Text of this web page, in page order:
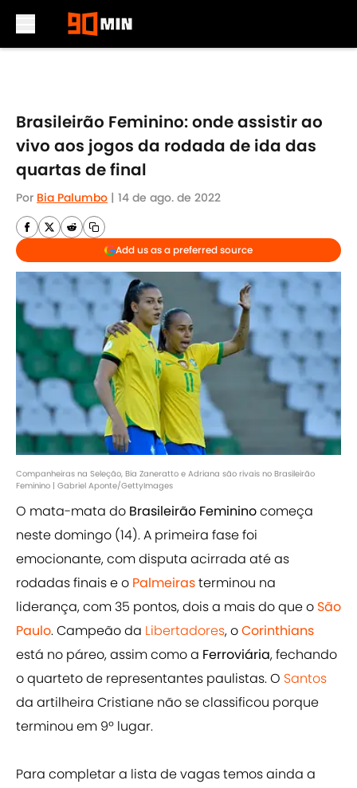
Brasileirão Feminino: onde assistir ao
vivo aos jogos da rodada de ida das
quartas de final
Por Bia Palumbo | 14 de ago. de 2022
Add us as a preferred source
Companheiras na Seleção, Bia Zaneratto e Adriana são rivais no Brasileirão
Feminino | Gabriel Aponte/GettyImages
O mata-mata do Brasileirão Femininocomeça
neste domingo (14). A primeira fase foi
emocionante, com disputa acirrada até as
rodadas finais e o Palmeirasterminou na
liderança, com 35 pontos, dois a mais do que o São
Paulo. Campeão da Libertadores, oCorinthians
está no páreo, assim como a Ferroviária, fechando
o quarteto de representantes paulistas. O Santos
da artilheira Cristiane não se classificou porque
terminou em 9º lugar.
Para completar a lista de vagas temos ainda a